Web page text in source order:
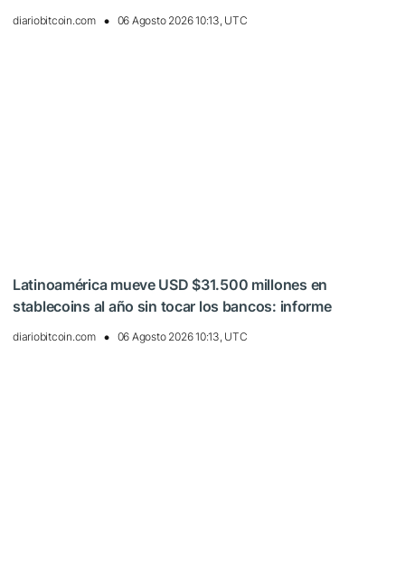
diariobitcoin.com 06 Agosto 2026 10:13, UTC
Latinoamérica mueve USD $31.500 millones en
stablecoins al año sin tocar los bancos: informe
diariobitcoin.com 06 Agosto 2026 10:13, UTC